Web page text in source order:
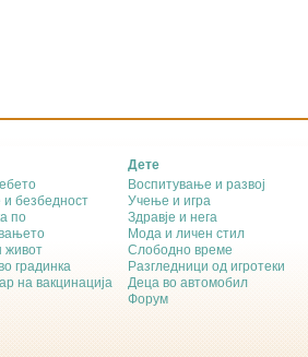
и безбедност
по
живот
градинка
на вакцинација
Дете
Воспитување и развој
Учење и игра
Здравје и нега
Мода и личен стил
Слободно време
Разгледници од игротеки
Деца во автомобил
Форум